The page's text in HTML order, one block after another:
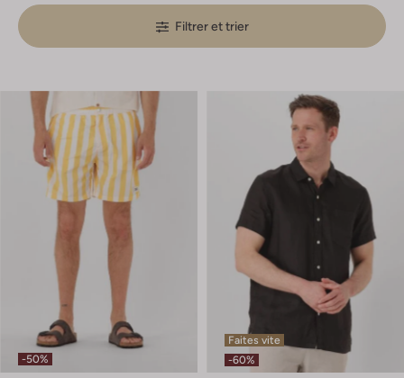
Filtrer et trier
-50%
Faites vite
-60%